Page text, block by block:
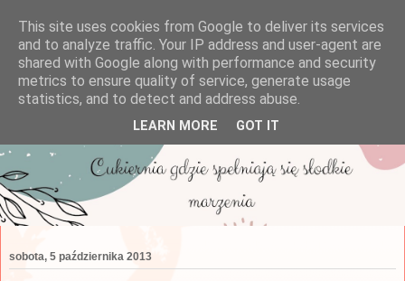
sobota, 5 października 2013
This site uses cookies from Google to deliver its services
and to analyze traffic. Your IP address and user-agent are
shared with Google along with performance and security
metrics to ensure quality of service, generate usage
statistics, and to detect and address abuse.
LEARN MORE GOT IT